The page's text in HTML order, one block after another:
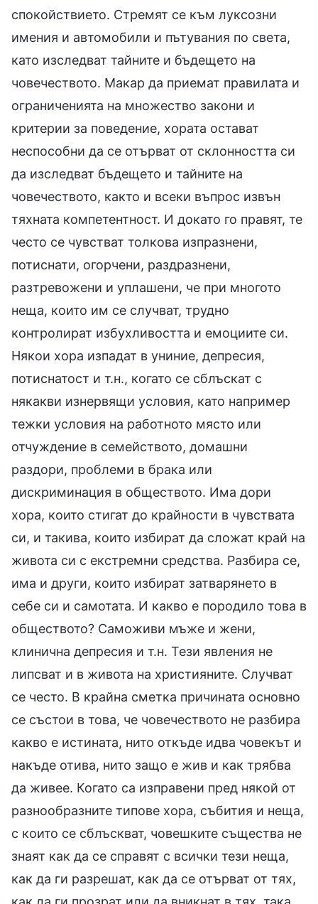
спокойствието. Стремят се към луксозни
имения и автомобили и пътувания по света,
като изследват тайните и бъдещето на
човечеството. Макар да приемат правилата и
ограниченията на множество закони и
критерии за поведение, хората остават
неспособни да се отърват от склонността си
да изследват бъдещето и тайните на
човечеството, както и всеки въпрос извън
тяхната компетентност. И докато го правят, те
често се чувстват толкова изпразнени,
потиснати, огорчени, раздразнени,
разтревожени и уплашени, че при многото
неща, които им се случват, трудно
контролират избухливостта и емоциите си.
Някои хора изпадат в униние, депресия,
потиснатост и т.н., когато се сблъскат с
някакви изнервящи условия, като например
тежки условия на работното място или
отчуждение в семейството, домашни
раздори, проблеми в брака или
дискриминация в обществото. Има дори
хора, които стигат до крайности в чувствата
си, и такива, които избират да сложат край на
живота си с екстремни средства. Разбира се,
има и други, които избират затварянето в
себе си и самотата. И какво е породило това в
обществото? Саможиви мъже и жени,
клинична депресия и т.н. Тези явления не
липсват и в живота на християните. Случват
се често. В крайна сметка причината основно
се състои в това, че човечеството не разбира
какво е истината, нито откъде идва човекът и
накъде отива, нито защо е жив и как трябва
да живее. Когато са изправени пред някой от
разнообразните типове хора, събития и неща,
с които се сблъскват, човешките същества не
знаят как да се справят с всички тези неща,
как да ги разрешат, как да се отърват от тях,